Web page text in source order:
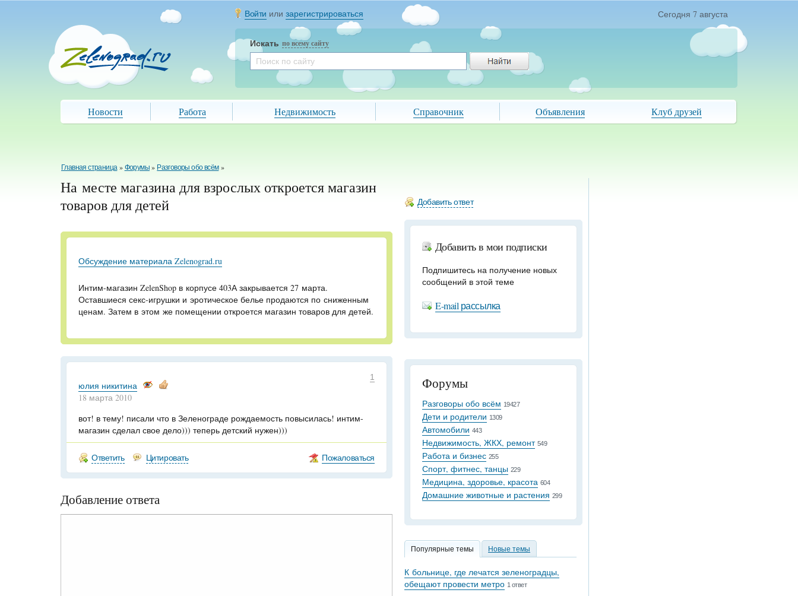
Войти или зарегистрироваться Сегодня 7 августа
Искать по всему сайту
Новости Работа Недвижимость Справочник Объявления Клуб друзей
Главная страница »Форумы» Разговоры обо всём »
На месте магазина для взрослых откроется магазин
товаров для детей
Обсуждение материала Zelenograd.ru
Интим-магазин ZelenShop в корпусе 403А закрывается 27 марта.
Оставшиеся секс-игрушки и эротическое белье продаются по сниженным
ценам. Затем в этом же помещении откроется магазин товаров для детей.
1
юлия никитина
18 марта 2010
вот! в тему! писали что в Зеленограде рождаемость повысилась! интим-
магазин сделал свое дело))) теперь детский нужен)))
Ответить Цитировать Пожаловаться
Добавление ответа
Добавить ответ
Добавить в мои подписки
Подпишитесь на получение новых
сообщений в этой теме
E-mail рассылка
Форумы
Разговоры обо всём 19427
Дети и родители 1309
Автомобили 443
Недвижимость, ЖКХ, ремонт 549
Работа и бизнес 255
Спорт, фитнес, танцы 229
Медицина, здоровье, красота 604
Домашние животные и растения 299
Популярные темы Новые темы
К больнице, где лечатся зеленоградцы,
обещают провести метро 1 ответ